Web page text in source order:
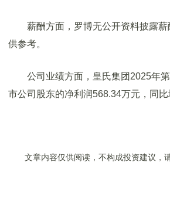
薪酬方面，罗博无公开资料披露
供参考。
公司业绩方面，皇氏集团2025年
市公司股东的净利润568.34万元，同比
文章内容仅供阅读，不构成投资建议，请